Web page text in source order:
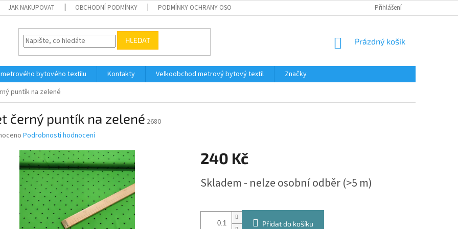
JAK NAKUPOVAT OBCHODNÍ PODMÍNKY PODMÍNKY OCHRANY OSOBNÍCH ÚDAJŮ Přihlášení
HLEDAT
NÁKUPNÍ
Prázdný košík
bytového textilu Kontakty Velkoobchod metrový bytový textil
Značky
puntík na zelené
černý puntík na zelené 2680
Podrobnosti hodnocení
240 Kč
cena:
Skladem - nelze osobní odběr(>5 m)
Přidat do košíku